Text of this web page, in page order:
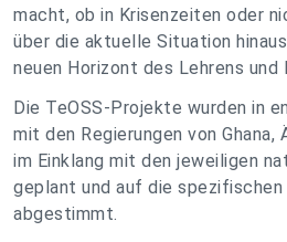
macht, ob in Krisenzeiten oder
über die aktuelle Situation
neuen Horizont des Lehrens und
Die TeOSS-Projekte wurden in
mit den Regierungen von
im Einklang mit den jeweiligen
geplant und auf die
abgestimmt.